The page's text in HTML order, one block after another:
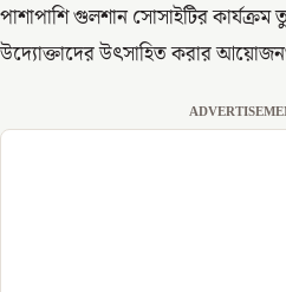
পাশাপাশি গুলশান সোসাইটির কার্যক্রম
উদ্যোক্তাদের উৎসাহিত করার